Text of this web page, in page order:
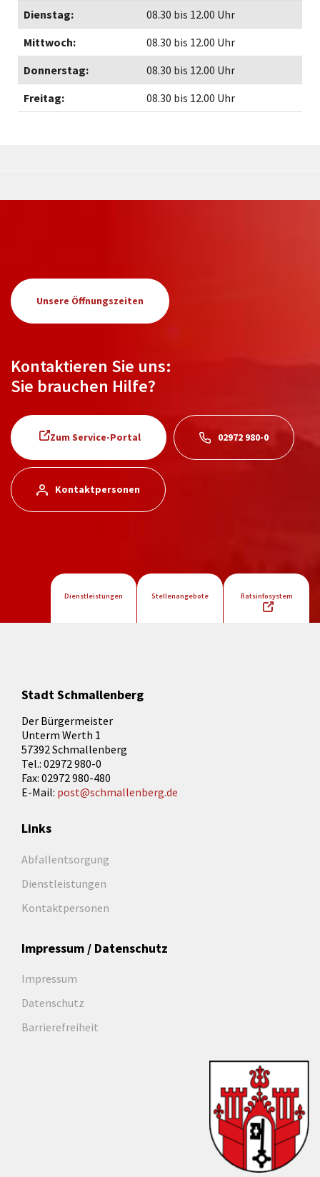
Dienstag:
08.30 bis 12.00 Uhr
Mittwoch:
08.30 bis 12.00 Uhr
Donnerstag:
08.30 bis 12.00 Uhr
Freitag:
08.30 bis 12.00 Uhr
Unsere Öffnungszeiten
Kontaktieren Sie uns:
Sie brauchen Hilfe?
Zum Service-Portal 02972 980-0
Kontaktpersonen
Dienstleistungen Stellenangebote Ratsinfosystem
Stadt Schmallenberg
Der Bürgermeister
Unterm Werth 1
57392 Schmallenberg
Tel.: 02972 980-0
Fax: 02972 980-480
E-Mail: post@schmallenberg.de
Links
Abfallentsorgung
Dienstleistungen
Kontaktpersonen
Impressum / Datenschutz
Impressum
Datenschutz
Barrierefreiheit